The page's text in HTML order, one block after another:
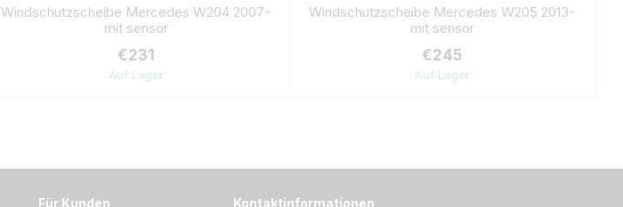
Windschutzscheibe Mercedes W204 2007-
mit sensor
€231
Auf Lager
Windschutzscheibe Mercedes W205 2013-
mit sensor
€245
Auf Lager
Für Kunden Kontaktinformationen